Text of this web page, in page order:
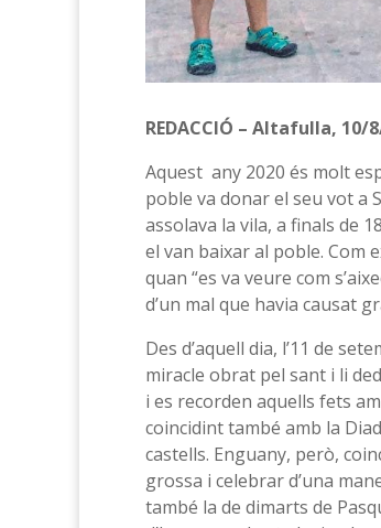
REDACCIÓ – Altafulla, 10/
Aquest any 2020 és molt
poble va donar el seu vot a
assolava la vila, a finals de
el van baixar al poble. Com
quan “es va veure com
d’un mal que havia causat
Des d’aquell dia, l’11 de
miracle obrat pel sant i li
i es recorden aquells fets
coincidint també amb la
castells. Enguany, però,
grossa i celebrar d’una
també la de dimarts de